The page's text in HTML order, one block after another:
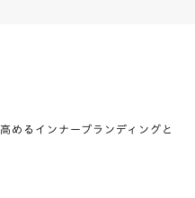
めるインナーブランディングと